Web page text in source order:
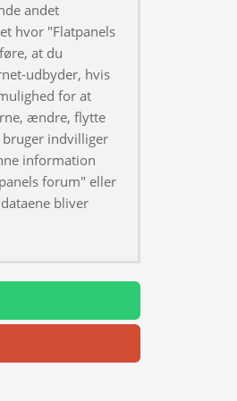
andet
hvor "Flatpanels
at du
udbyder, hvis
for at
ændre, flytte
bruger indvilliger
information
forum" eller
bliver